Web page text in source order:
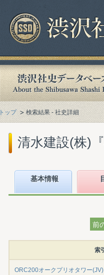
トップ 検索結果 - 社史詳細
清水建設(株)
基本情報
前
索
ORC200オークプリオタワー(JV)